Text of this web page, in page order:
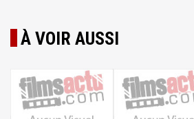
À VOIR AUSSI